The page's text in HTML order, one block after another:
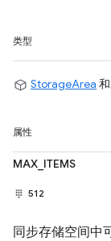
类型
StorageArea
属性
MAX_ITEMS
512
同步存储空间中